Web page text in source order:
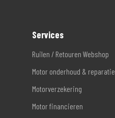
Services
Ruilen / Retouren Webshop
Motor onderhoud & reparatie
Motorverzekering
Motor financieren